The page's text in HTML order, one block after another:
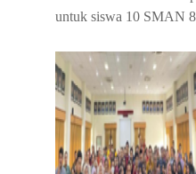
untuk siswa 10 SMAN